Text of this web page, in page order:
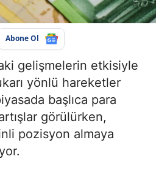
Abone Ol
gelişmelerin etkisiyle
yönlü hareketler
başlıca para
görülürken,
pozisyon almaya